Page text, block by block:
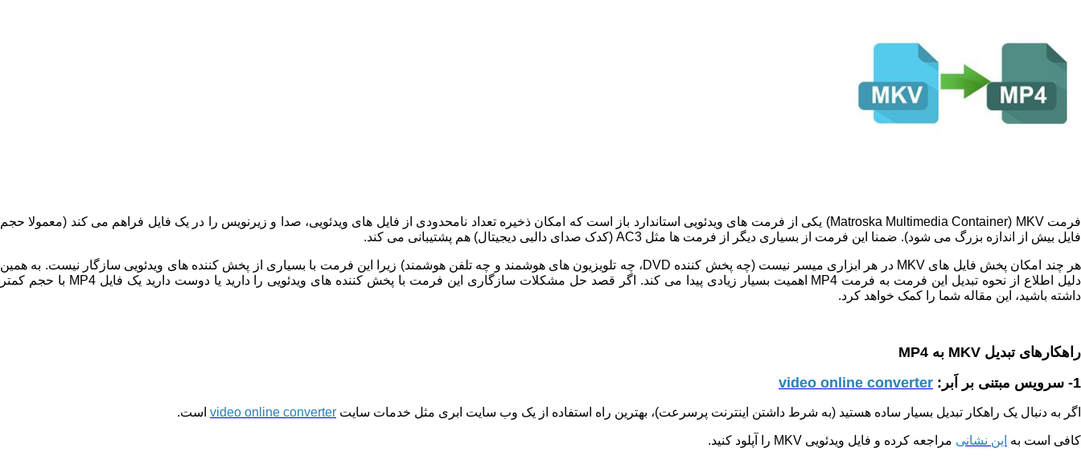
فرمتMKV
(
Matroska Multimedia Container) یکی از فرمت های ویدئویی استاندارد باز است که امکان ذخیره تعداد نامحدودی از فایل های ویدئویی، صدا و زیرنویس را در یک فایل فراهم می کند (معمولا حجم
فایل بیش از اندازه بزرگ می شود). ضمنا این فرمت از بسیاری دیگر از فرمت ها مثل AC3 (کدک صدای دالبی دیجیتال) هم پشتیبانی می‌ کند.
هر چند امکان پخش فایل های MKV در هر ابزاری میسر نیست (چه پخش کننده DVD، چه تلویزیون های هوشمند و چه تلفن هوشمند) زیرا این فرمت با بسیاری از پخش کننده های ویدئویی سازگار نیست. به همین
دلیل اطلاع از نحوه تبدیل این فرمت به فرمت MP4 اهمیت بسیار زیادی پیدا می کند. اگر قصد حل مشکلات سازگاری این فرمت با پخش کننده های ویدئویی را دارید یا دوست دارید یک فایلMP4 با حجم کمتر
داشته باشید، این مقاله شما را کمک خواهد کرد.
راهکارهای تبدیل MKV به MP4
1- سرویس مبتنی بر اَبر:
video online converter
اگر به دنبال یک راهکار تبدیل بسیار ساده هستید (به شرط داشتن اینترنت پرسرعت)، بهترین راه استفاده از یک وب سایت ابری مثل خدمات سایت video online converter است.
کافی است به این نشانی مراجعه کرده و فایل ویدئویی MKV را آپلود کنید.